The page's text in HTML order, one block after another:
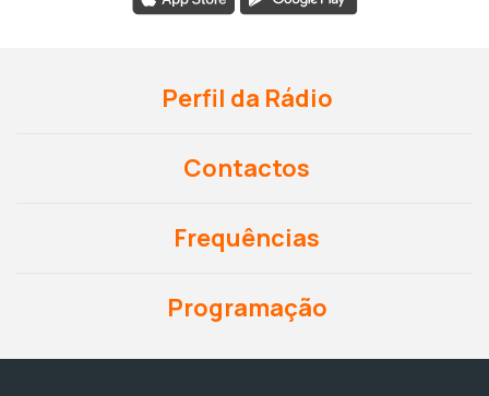
Perfil da Rádio
Contactos
Frequências
Programação